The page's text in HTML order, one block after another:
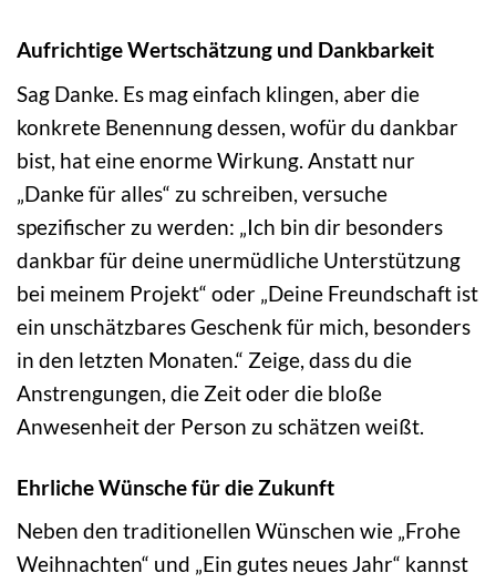
Aufrichtige Wertschätzung und Dankbarkeit
Sag Danke. Es mag einfach klingen, aber die
konkrete Benennung dessen, wofür du dankbar
bist, hat eine enorme Wirkung. Anstatt nur
„Danke für alles“ zu schreiben, versuche
spezifischer zu werden: „Ich bin dir besonders
dankbar für deine unermüdliche Unterstützung
bei meinem Projekt“ oder „Deine Freundschaft ist
ein unschätzbares Geschenk für mich, besonders
in den letzten Monaten.“ Zeige, dass du die
Anstrengungen, die Zeit oder die bloße
Anwesenheit der Person zu schätzen weißt.
Ehrliche Wünsche für die Zukunft
Neben den traditionellen Wünschen wie „Frohe
Weihnachten“ und „Ein gutes neues Jahr“ kannst